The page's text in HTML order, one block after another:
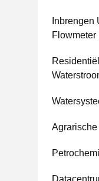
Inbrengen
Flowmeter